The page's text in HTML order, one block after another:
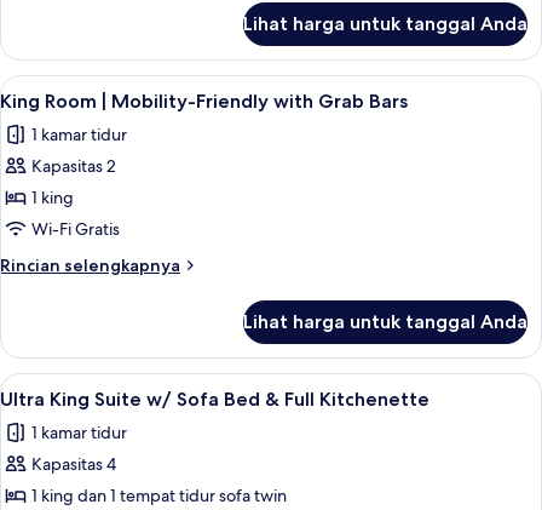
Kamar
Klasik
(King,
Street
Side)
Lihat harga untuk tanggal Anda
Lihat
semua
foto
untuk
King
Room
|
Mobility-
with
Grab
Bars
King Room | Mobility-Friendly with
9
King Room | Mobility-Friendly with Grab Bars
1 kamar tidur
Kapasitas 2
1 king
Wi-Fi Gratis
Rincian selengkapnya
Rincian
King
Room
|
Friendly
with
Bars
Lihat harga untuk tanggal Anda
Lihat
semua
foto
untuk
Ultra
Ultra King Suite w/ Sofa Bed & Full
13
Ultra King Suite w/ Sofa Bed & Full Kitchenette
1 kamar tidur
Kapasitas 4
1 king dan 1 tempat tidur sofa twin